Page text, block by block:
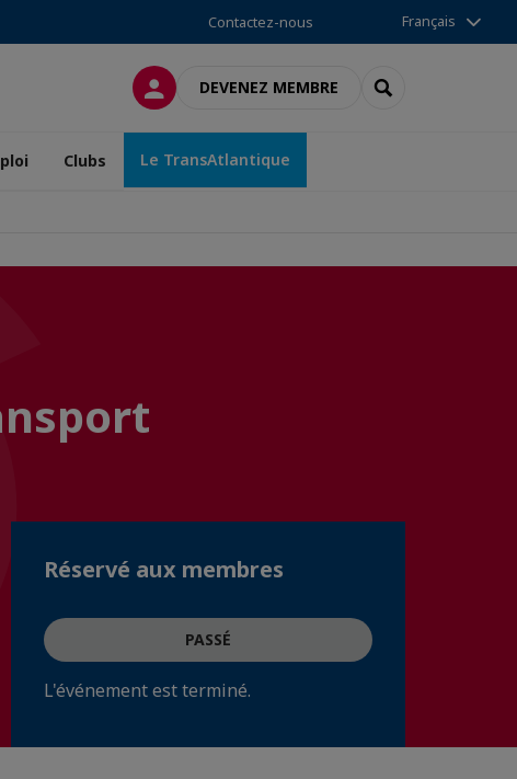
Contactez-nous Français
CONNEXIONDEVENEZ MEMBRE RECHERCHER
Clubs Le TransAtlantique
Réservé aux membres
PASSÉ
L'événement est terminé.